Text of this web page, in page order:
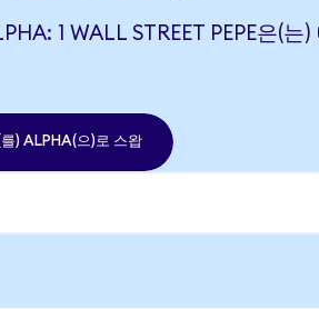
1 WALL STREET PEPE은(
를) ALPHA(으)로 스왑